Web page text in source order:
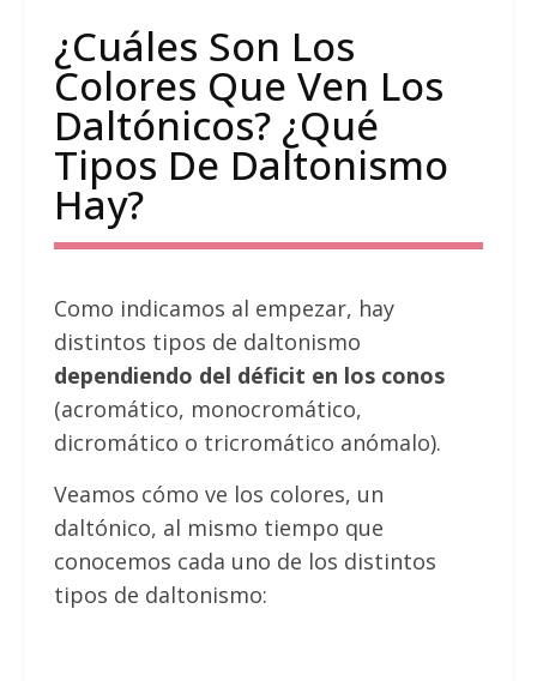
¿Cuáles Son Los
Colores Que Ven Los
Daltónicos? ¿Qué
Tipos De Daltonismo
Hay?
Como indicamos al empezar, hay
distintos tipos de daltonismo
dependiendo del déficit en los conos
(acromático, monocromático,
dicromático o tricromático anómalo).
Veamos cómo ve los colores, un
daltónico, al mismo tiempo que
conocemos cada uno de los distintos
tipos de daltonismo: